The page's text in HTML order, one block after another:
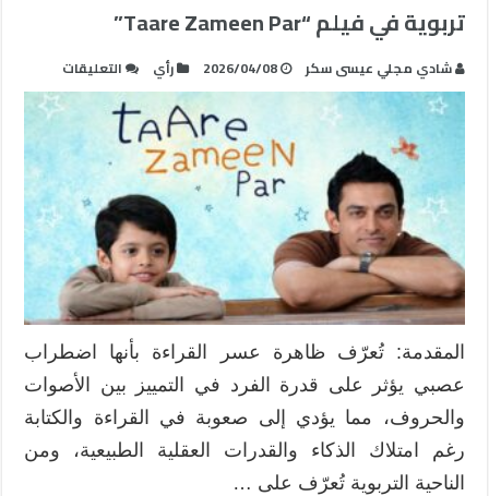
تربوية في فيلم “Taare Zameen Par”
شادي مجلي عيسى سكر 2026/04/08 رأي التعليقات
رحلة
إيشان
العزلة
إلى
الإبداع:
قراءة
تربوية
في
فيلم
“Taare
Zameen
Par”
مغلقة
المقدمة: تُعرّف ظاهرة عسر القراءة بأنها اضطراب
عصبي يؤثر على قدرة الفرد في التمييز بين الأصوات
والحروف، مما يؤدي إلى صعوبة في القراءة والكتابة
رغم امتلاك الذكاء والقدرات العقلية الطبيعية، ومن
الناحية التربوية تُعرّف على …